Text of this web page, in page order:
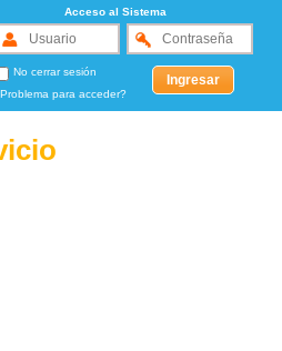
Acceso al Sistema
No cerrar sesión
para acceder?